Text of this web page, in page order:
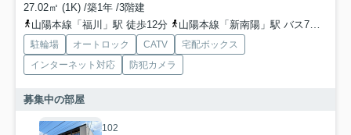
27.02㎡ (1K) /築1年 /3階建
山陽本線「福川」駅 徒歩12分
山陽本線「新南陽」駅 バス7分 「西消防署前」 停歩2分
駐輪場 オートロック CATV
宅配ボックス
インターネット対応
防犯カメラ
募集中の部屋
102